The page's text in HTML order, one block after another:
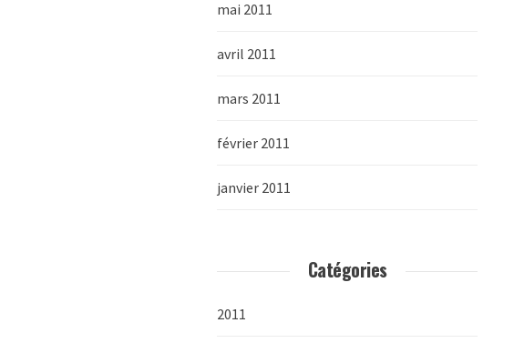
mai 2011
avril 2011
mars 2011
février 2011
janvier 2011
Catégories
2011